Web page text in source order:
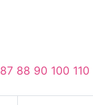
87 88 90 100 110